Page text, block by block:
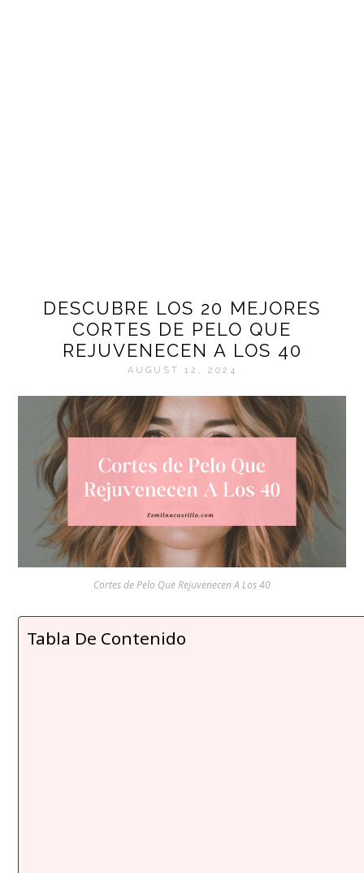
DESCUBRE LOS 20 MEJORES
CORTES DE PELO QUE
REJUVENECEN A LOS 40
AUGUST 12, 2024
Cortes de Pelo Que Rejuvenecen A Los 40
Tabla De Contenido